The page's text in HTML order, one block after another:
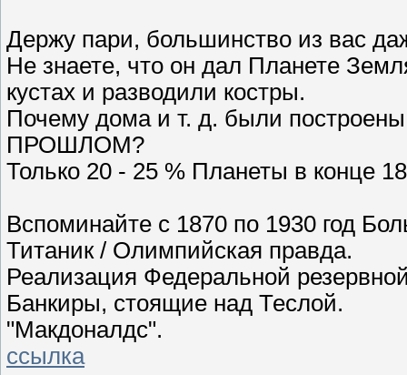
Держу пари, большинство из вас
Не знаете, что он дал Планете
кустах и разводили костры.
Почему дома и т. д. были
ПРОШЛОМ?
Только 20 - 25 % Планеты в конце
Вспоминайте с 1870 по 1930 год
Титаник / Олимпийская правда.
Реализация Федеральной
Банкиры, стоящие над Теслой.
"Макдоналдс".
ссылка